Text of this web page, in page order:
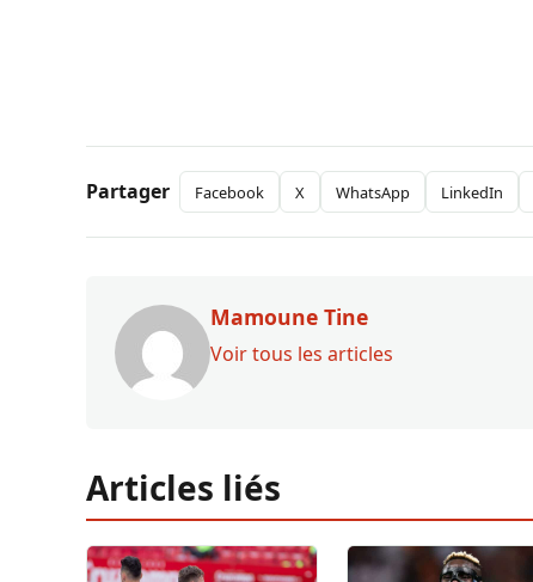
Partager Facebook X WhatsApp LinkedIn
Mamoune Tine
Voir tous les articles
Articles liés